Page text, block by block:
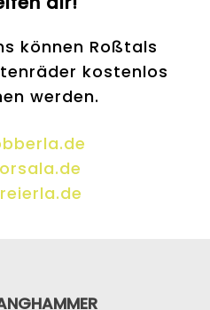
können Roßtals
kostenlos
werden.